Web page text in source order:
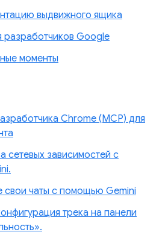
выдвижного ящика
разработчиков Google
моменты
Chrome (MCP) для
сетевых зависимостей с
свои чаты с помощью Gemini
трека на панели